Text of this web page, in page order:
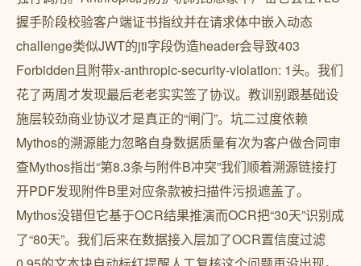
握手阶段校验客户端证书指纹并在请求体中嵌入动态
challenge类似JWT的jti字段伪造header会导致403
Forbidden且附带x-anthropic-security-violation: 1头。我们
花了两周才发现最后老老实实签了协议。教训别跟基础设
施层较劲商业协议才是真正的“闸门”。坑二过度依赖
Mythos的溯源能力忽略自身数据质量有次为客户做合同审
查Mythos指出“第8.3条与附件B冲突”我们顺着溯源链接打
开PDF发现附件B里对应条款被扫描件污损遮盖了。
Mythos没错但它基于OCR结果推演而OCR把“30天”识别成
了“80天”。我们后来在数据接入层加了OCR置信度过滤